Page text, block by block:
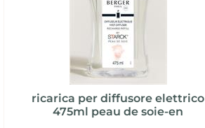
ricarica per diffusore elettrico
475ml peau de soie-en